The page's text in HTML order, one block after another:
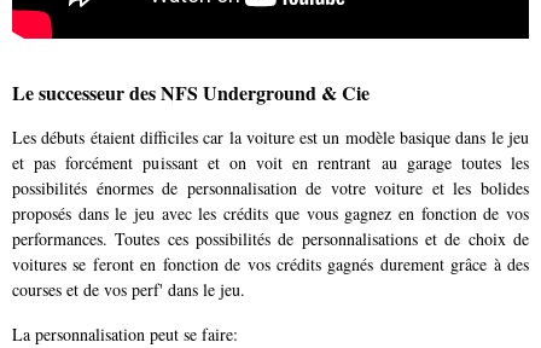
Le successeur des NFS Underground & Cie
Les débuts étaient difficiles car la voiture est un modèle basique dans le jeu
et pas forcément puissant et on voit en rentrant au garage toutes les
possibilités énormes de personnalisation de votre voiture et les bolides
proposés dans le jeu avec les crédits que vous gagnez en fonction de vos
performances. Toutes ces possibilités de personnalisations et de choix de
voitures se feront en fonction de vos crédits gagnés durement grâce à des
courses et de vos perf' dans le jeu.
La personnalisation peut se faire: